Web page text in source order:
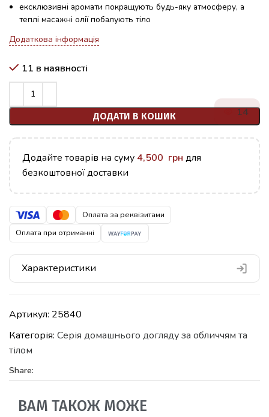
ексклюзивні аромати покращують будь-яку атмосферу, а
теплі масажні олії побалують тіло
Додаткова інформація
11 в наявності
ДОДАТИ В КОШИК 14
Додайте товарів на суму 4,500 грн для
безкоштовної доставки
Оплата за реквізитами
Оплата при отриманні
Характеристики
Артикул: 25840
Категорія: Серія домашнього догляду за обличчям та
тілом
Share:
ВАМ ТАКОЖ МОЖЕ